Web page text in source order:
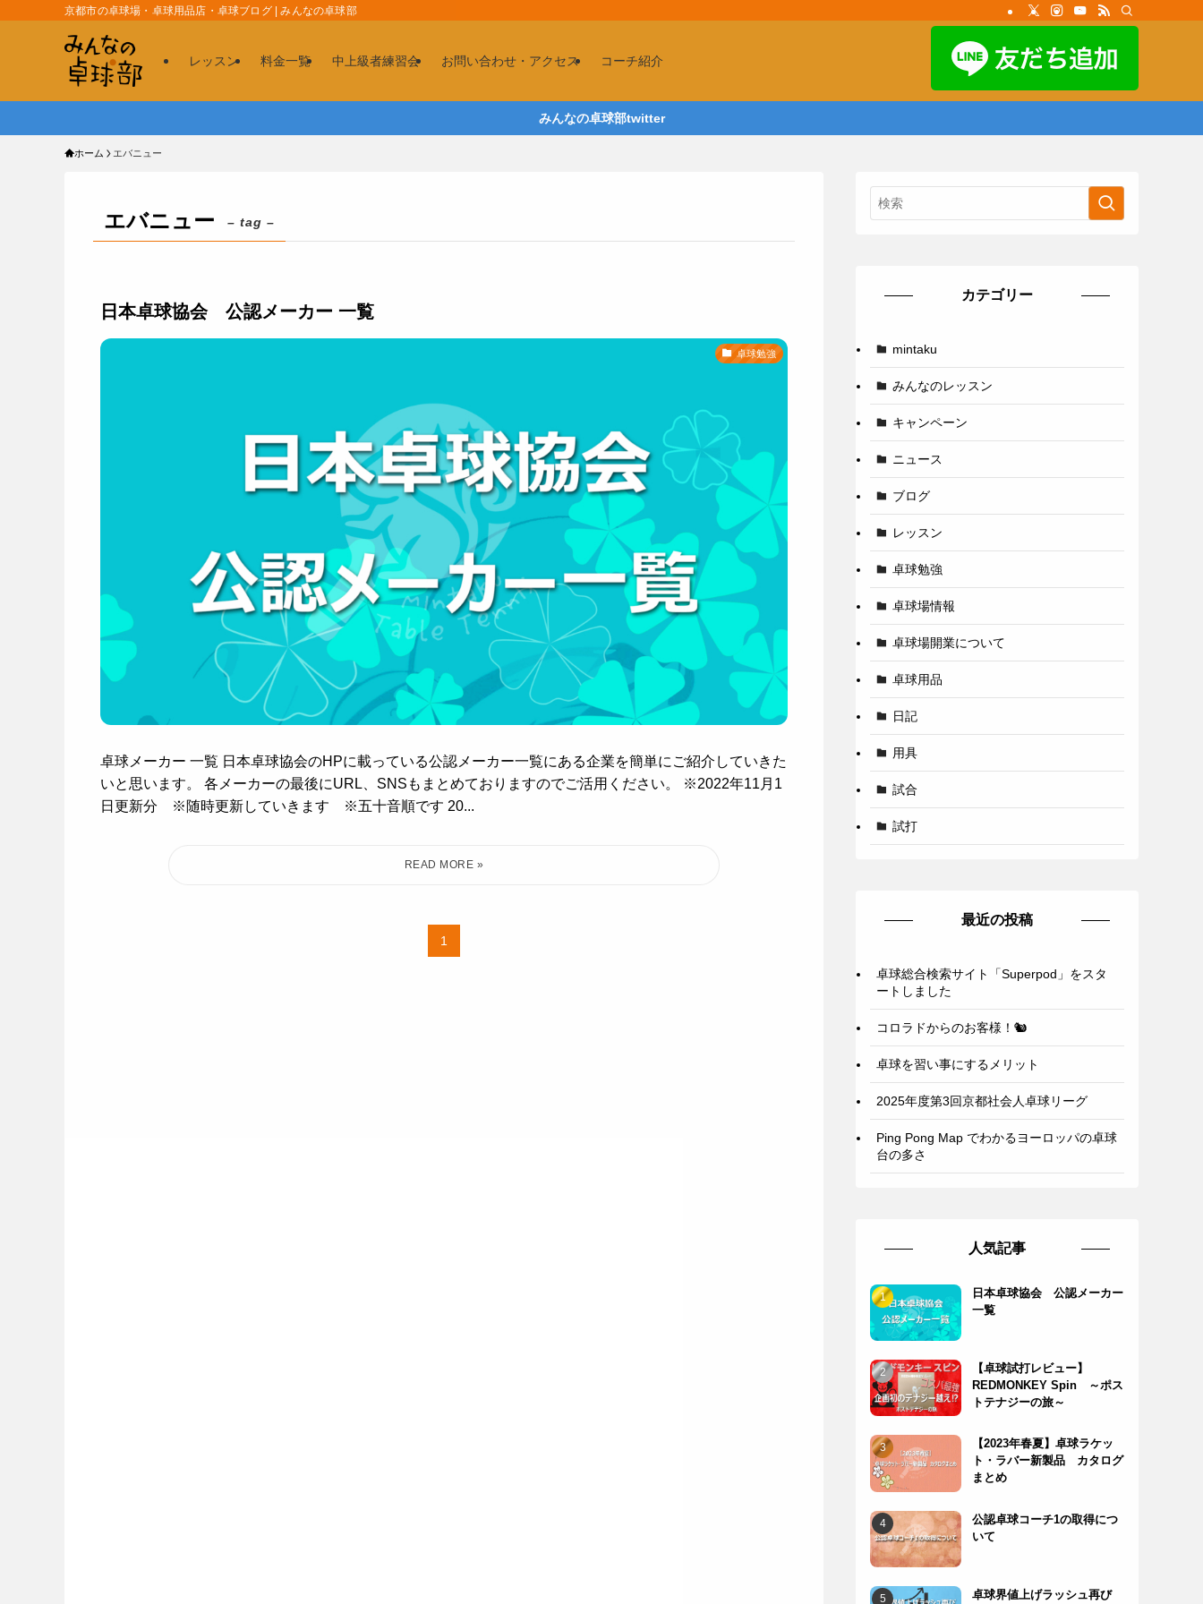
京都市の卓球場・卓球用品店・卓球ブログ | みんなの卓球部
レッスン 料金一覧 中上級者練習会 お問い合わせ・アクセス コーチ紹介
みんなの卓球部twitter
ホーム エバニュー
エバニュー – tag –
日本卓球協会 公認メーカー 一覧
卓球勉強
卓球メーカー 一覧 日本卓球協会のHPに載っている公認メーカー一覧にある企業を簡単にご紹介していきた
いと思います。 各メーカーの最後にURL、SNSもまとめておりますのでご活用ください。 ※2022年11月1
日更新分 ※随時更新していきます ※五十音順です 20...
1
カテゴリー
mintaku
みんなのレッスン
キャンペーン
ニュース
ブログ
レッスン
卓球勉強
卓球場情報
卓球場開業について
卓球用品
日記
用具
試合
試打
最近の投稿
卓球総合検索サイト「Superpod」をスタ
ートしました
コロラドからのお客様！🐿️
卓球を習い事にするメリット
2025年度第3回京都社会人卓球リーグ
Ping Pong Map でわかるヨーロッパの卓球
台の多さ
人気記事
日本卓球協会 公認メーカー
一覧
【卓球試打レビュー】
REDMONKEY Spin ～ポス
トテナジーの旅～
【2023年春夏】卓球ラケッ
ト・ラバー新製品 カタログ
まとめ
公認卓球コーチ1の取得につ
いて
卓球界値上げラッシュ再び